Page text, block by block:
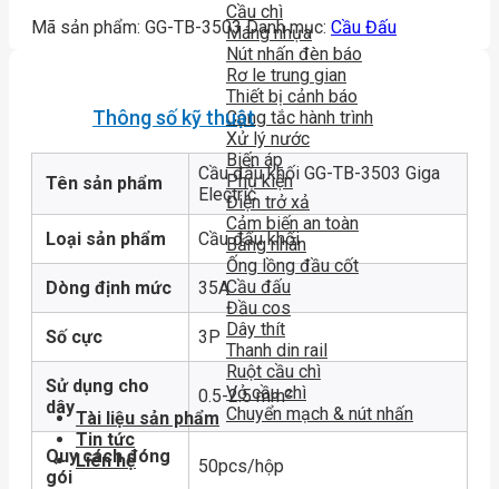
Cầu chì
Máng nhựa
Nút nhấn đèn báo
Rơ le trung gian
Thiết bị cảnh báo
Công tắc hành trình
Xử lý nước
Biến áp
Phụ kiện
Điện trở xả
Cảm biến an toàn
Băng nhãn
Ống lồng đầu cốt
Cầu đấu
Đầu cos
Dây thít
Thanh din rail
Ruột cầu chì
Vỏ cầu chì
Chuyển mạch & nút nhấn
Tài liệu sản phẩm
Tin tức
Liên hệ
Mã sản phẩm: GG-TB-3503 Danh mục: Cầu Đấu
Thông số kỹ thuật
Tên sản phẩm
Cầu đấu khối GG-TB-3503 Giga
Electric
Loại sản phẩm Cầu đấu khối
Dòng định mức 35A
Số cực 3P
Sử dụng cho
dây
0.5-2.5 mm²
Quy cách đóng
gói
50pcs/hộp